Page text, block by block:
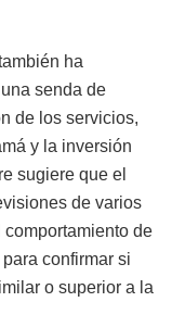
ha
senda de
de los servicios,
y la inversión
sugiere que el
de varios
de
confirmar si
o superior a la